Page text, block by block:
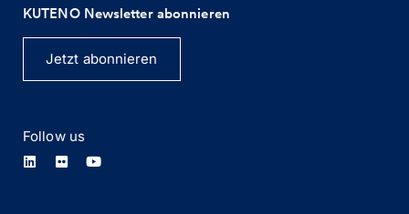
KUTENO Newsletter abonnieren
Jetzt abonnieren
Follow us